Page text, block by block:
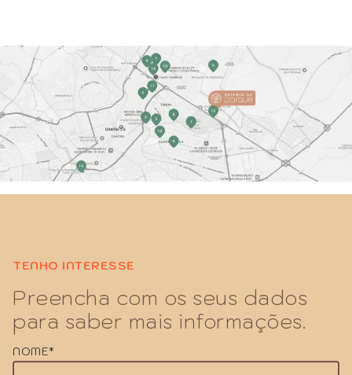
TENHO INTERESSE
Preencha com os seus dados
para saber mais informações.
NOME*